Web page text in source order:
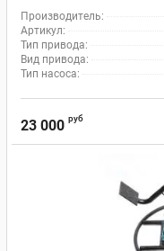
Производитель:
Артикул:
Тип привода:
Вид привода:
Тип насоса:
23 000 руб